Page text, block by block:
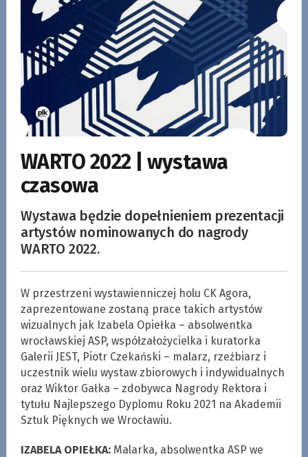
WARTO 2022 | wystawa
czasowa
Wystawa będzie dopełnieniem prezentacji
artystów nominowanych do nagrody
WARTO 2022.
W przestrzeni wystawienniczej holu CK Agora,
zaprezentowane zostaną prace takich artystów
wizualnych jak Izabela Opiełka – absolwentka
wrocławskiej ASP, współzałożycielka i kuratorka
Galerii JEST, Piotr Czekański – malarz, rzeźbiarz i
uczestnik wielu wystaw zbiorowych i indywidualnych
oraz Wiktor Gałka – zdobywca Nagrody Rektora i
tytułu Najlepszego Dyplomu Roku 2021 na Akademii
Sztuk Pięknych we Wrocławiu.
IZABELA OPIEŁKA: Malarka, absolwentka ASP we